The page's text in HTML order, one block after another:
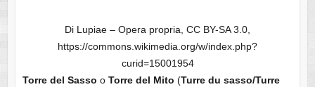
Di Lupiae – Opera propria, CC BY-SA 3.0,
https://commons.wikimedia.org/w/index.php?
curid=15001954
Torre del Sasso o Torre del Mito (Turre du sasso/Turre